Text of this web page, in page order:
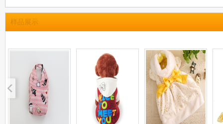
样品展示